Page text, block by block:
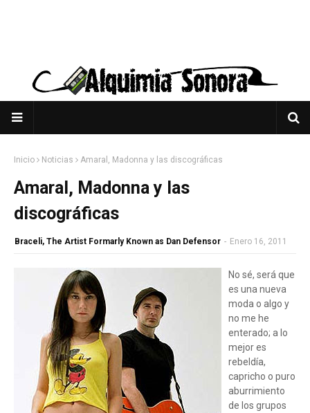
Inicio Noticias Amaral, Madonna y las discográficas
Amaral, Madonna y las
discográficas
Braceli, The Artist Formarly Known as Dan Defensor - Enero 16, 2011
No sé, será que
es una nueva
moda o algo y
no me he
enterado; a lo
mejor es
rebeldía,
capricho o puro
aburrimiento
de los grupos